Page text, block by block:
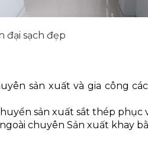
đại sạch đẹp
sản xuất và gia công
sản xuất sắt thép phục
chuyên Sản xuất khay